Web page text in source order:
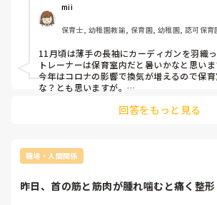
「服装は、ここを注意した方がいいよ」や
オススメだよ」等、何かありましたらいろ
と嬉しいです！
mii
保育士, 幼稚園教諭, 保育園, 幼稚園, 認可保育
11月頃は薄手の長袖にカーディガンを羽織っ
トレーナーは保育室内だと暑いかなと思いま
今年はコロナの影響で換気が増えるので保
な？とも思いますが。
園によってはフードつきのものは禁止になっ
ません。
UNIQLOを重宝しています！
ストレッチ性のあるズボン？ウェストにフ
回答をもっと見る
職場・人間関係
昨日、首の筋と筋肉が腫れ噛むと痛く整